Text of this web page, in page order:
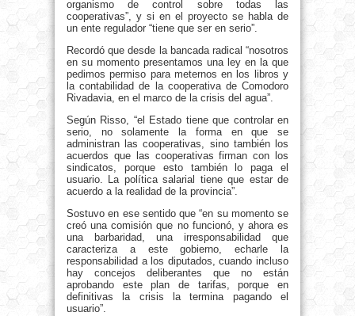
organismo de control sobre todas las
cooperativas”, y si en el proyecto se habla de
un ente regulador “tiene que ser en serio”.
Recordó que desde la bancada radical “nosotros
en su momento presentamos una ley en la que
pedimos permiso para meternos en los libros y
la contabilidad de la cooperativa de Comodoro
Rivadavia, en el marco de la crisis del agua”.
Según Risso, “el Estado tiene que controlar en
serio, no solamente la forma en que se
administran las cooperativas, sino también los
acuerdos que las cooperativas firman con los
sindicatos, porque esto también lo paga el
usuario. La política salarial tiene que estar de
acuerdo a la realidad de la provincia”.
Sostuvo en ese sentido que “en su momento se
creó una comisión que no funcionó, y ahora es
una barbaridad, una irresponsabilidad que
caracteriza a este gobierno, echarle la
responsabilidad a los diputados, cuando incluso
hay concejos deliberantes que no están
aprobando este plan de tarifas, porque en
definitivas la crisis la termina pagando el
usuario”.